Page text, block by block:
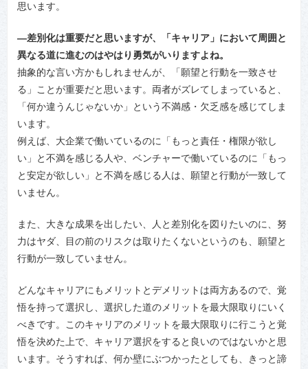
思います。
―差別化は重要だと思いますが、「キャリア」において周囲と
異なる道に進むのはやはり勇気がいりますよね。
抽象的な言い方かもしれませんが、「願望と行動を一致させ
る」ことが重要だと思います。両者がズレてしまっていると、
「何か違うんじゃないか」という不満感・欠乏感を感じてしま
います。
例えば、大企業で働いているのに「もっと責任・権限が欲し
い」と不満を感じる人や、ベンチャーで働いているのに「もっ
と安定が欲しい」と不満を感じる人は、願望と行動が一致して
いません。
また、大きな成果を出したい、人と差別化を図りたいのに、努
力はヤダ、目の前のリスクは取りたくないというのも、願望と
行動が一致していません。
どんなキャリアにもメリットとデメリットは両方あるので、覚
悟を持って選択し、選択した道のメリットを最大限取りにいく
べきです。このキャリアのメリットを最大限取りに行こうと覚
悟を決めた上で、キャリア選択をすると良いのではないかと思
います。そうすれば、何か壁にぶつかったとしても、きっと諦